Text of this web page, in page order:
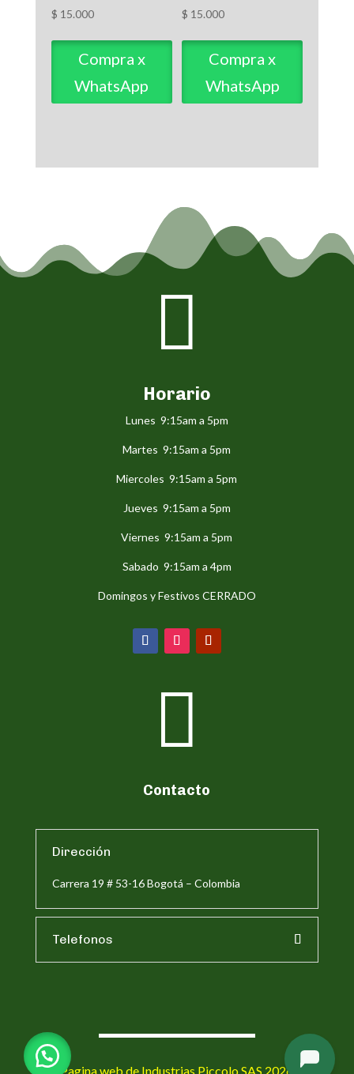
$ 15.000
Compra x
WhatsApp
$ 15.000
Compra x
WhatsApp

Horario
Lunes 9:15am a 5pm
Martes 9:15am a 5pm
Miercoles 9:15am a 5pm
Jueves 9:15am a 5pm
Viernes 9:15am a 5pm
Sabado 9:15am a 4pm
Domingos y Festivos CERRADO

Contacto
Dirección
Carrera 19 # 53-16 Bogotá – Colombia
Telefonos
Pagina web de Industrias Piccolo SAS 2026